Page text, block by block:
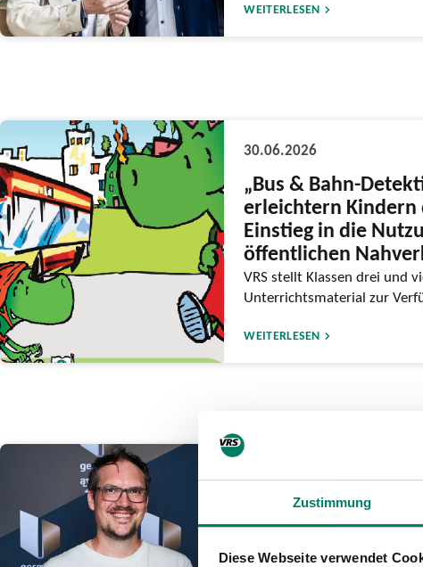
Zustimmung
Diese Webseite verwendet
WEITERLESEN
30.06.2026
„Bus & Bahn-
erleichtern Kindern
Einstieg in die
öffentlichen
VRS stellt Klassen drei und
Unterrichtsmaterial zur
WEITERLESEN
go.Rheinland
German Brand
Auszeichnung für mutige